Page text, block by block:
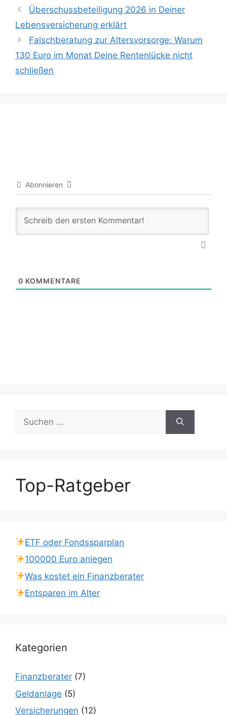
Überschussbeteiligung 2026 in Deiner
Lebensversicherung erklärt
Falschberatung zur Altersvorsorge: Warum
130 Euro im Monat Deine Rentenlücke nicht
schließen
Abonnieren
0 KOMMENTARE
nach:
Top-Ratgeber
ETF oder Fondssparplan
100000 Euro anlegen
Was kostet ein Finanzberater
Entsparen im Alter
Kategorien
Finanzberater (7)
Geldanlage (5)
Versicherungen (12)